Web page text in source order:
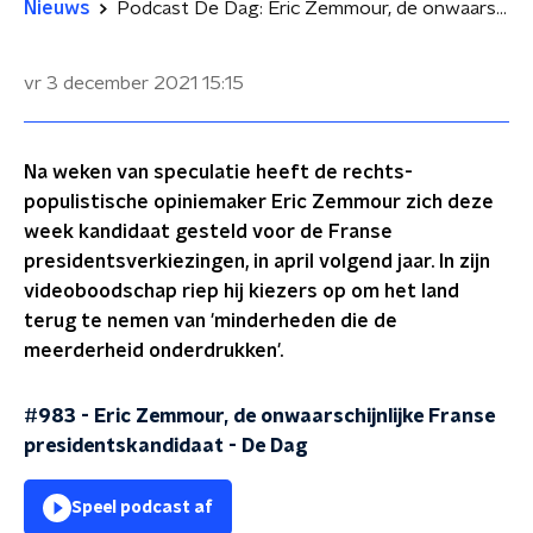
Nieuws Podcast De Dag: Eric Zemmour, de onwaarschijnlijke Franse presidentskandidaat
vr 3 december 2021 15:15
Na weken van speculatie heeft de rechts-
populistische opiniemaker Eric Zemmour zich deze
week kandidaat gesteld voor de Franse
presidentsverkiezingen, in april volgend jaar. In zijn
videoboodschap riep hij kiezers op om het land
terug te nemen van 'minderheden die de
meerderheid onderdrukken'.
#983 - Eric Zemmour, de onwaarschijnlijke Franse
presidentskandidaat - De Dag
Speel podcast af